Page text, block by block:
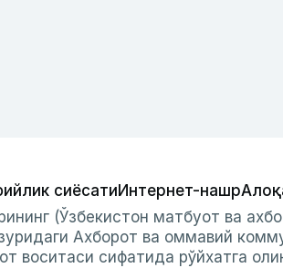
сиёсатиИнтернет-нашр
(Ўзбекистон матбуот ва
Ахборот ва оммавий
воситаси сифатида рўйхатга